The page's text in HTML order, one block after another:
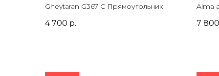
Прямоугольник
Gheytaran G367 C Прямоугольник
4 700 р.
Овал
Alma
7 800